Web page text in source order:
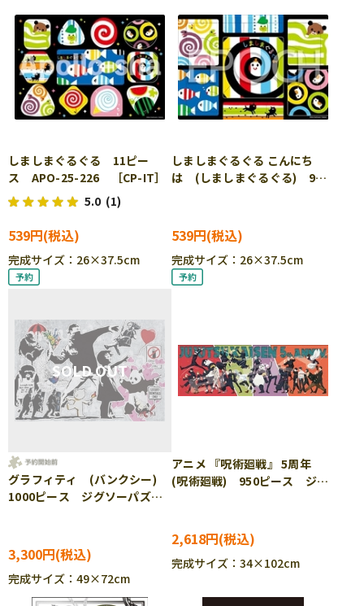
しましまぐるぐる 11ピー
ス APO-25-226 ［CP-IT］
5.0 (1)
539円
完成サイズ：26×37.5cm
しましまぐるぐる こんにち
は (しましまぐるぐる) 9ピ
539円
完成サイズ：26×37.5cm
グラフィティ (バンクシー)
1000ピース ジグソーパズ
3,300円
完成サイズ：49×72cm
アニメ 『呪術廻戦』 5周年
(呪術廻戦) 950ピース ジグ
2,618円
完成サイズ：34×102cm